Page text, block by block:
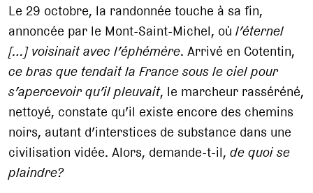
Le 29 octobre, la randonnée touche à sa fin,
annoncée par le Mont-Saint-Michel, oùl’éternel
[…] voisinait avec l’éphémère. Arrivé en Cotentin,
ce bras que tendait la France sous le ciel pour
s’apercevoir qu’il pleuvait, le marcheur rasséréné,
nettoyé, constate qu’il existe encore des chemins
noirs, autant d’interstices de substance dans une
civilisation vidée. Alors, demande-t-il,de quoi se
plaindre?